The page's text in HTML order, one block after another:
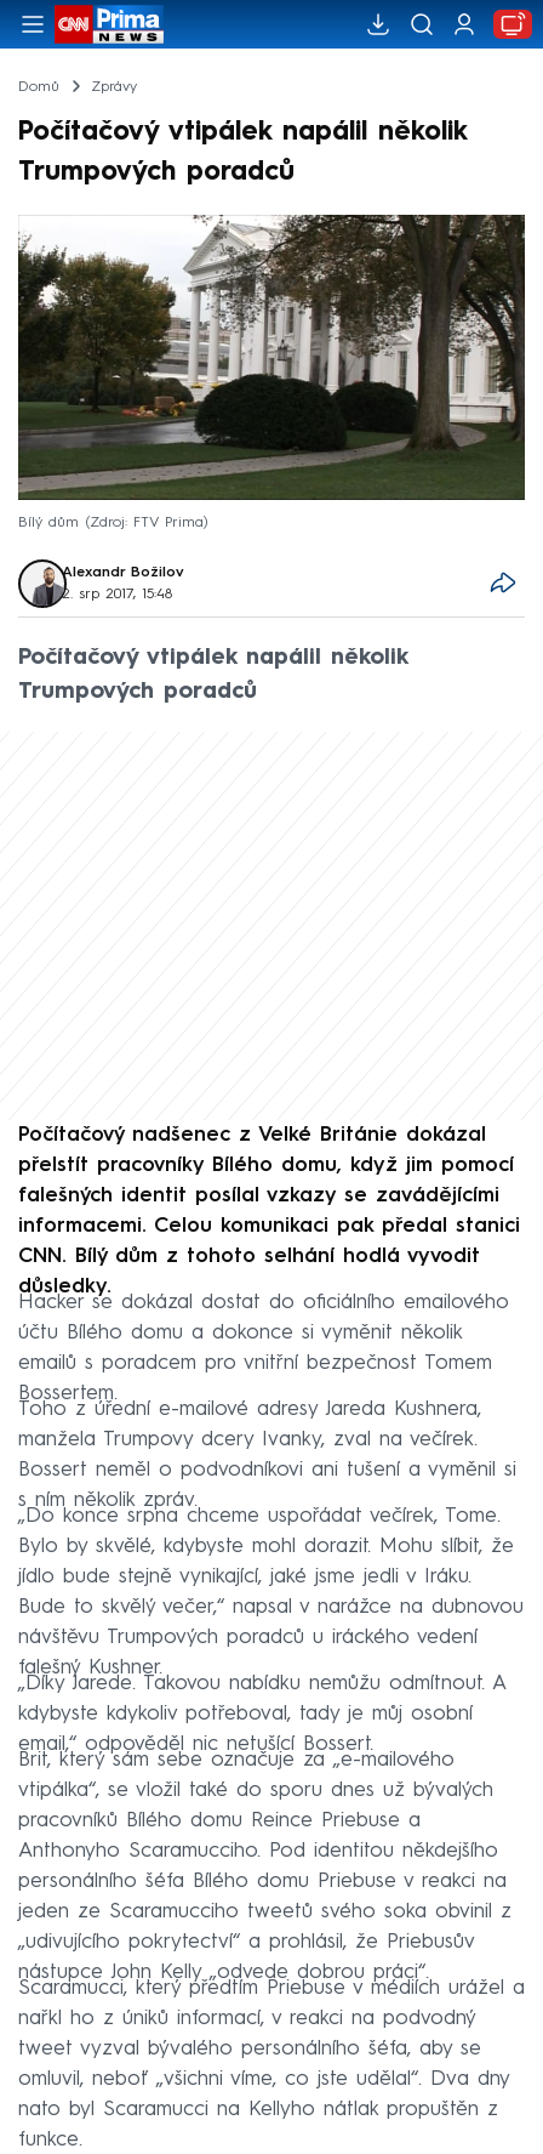
Domů Zprávy
Počítačový vtipálek napálil několik
Trumpových poradců
Bílý dům Zdroj: FTV Prima
Alexandr Božilov
2. srp 2017, 15:48
Počítačový vtipálek napálil několik
Trumpových poradců
Počítačový nadšenec z Velké Británie dokázal
přelstít pracovníky Bílého domu, když jim pomocí
falešných identit posílal vzkazy se zavádějícími
informacemi. Celou komunikaci pak předal stanici
CNN. Bílý dům z tohoto selhání hodlá vyvodit
důsledky.
Hacker se dokázal dostat do oficiálního emailového
účtu Bílého domu a dokonce si vyměnit několik
emailů s poradcem pro vnitřní bezpečnost Tomem
Bossertem.
Toho z úřední e-mailové adresy Jareda Kushnera,
manžela Trumpovy dcery Ivanky, zval na večírek.
Bossert neměl o podvodníkovi ani tušení a vyměnil si
s ním několik zpráv.
„Do konce srpna chceme uspořádat večírek, Tome.
Bylo by skvělé, kdybyste mohl dorazit. Mohu slíbit, že
jídlo bude stejně vynikající, jaké jsme jedli v Iráku.
Bude to skvělý večer,“ napsal v narážce na dubnovou
návštěvu Trumpových poradců u iráckého vedení
falešný Kushner.
„Díky Jarede. Takovou nabídku nemůžu odmítnout. A
kdybyste kdykoliv potřeboval, tady je můj osobní
email,“ odpověděl nic netušící Bossert.
Brit, který sám sebe označuje za „e-mailového
vtipálka“, se vložil také do sporu dnes už bývalých
pracovníků Bílého domu Reince Priebuse a
Anthonyho Scaramucciho. Pod identitou někdejšího
personálního šéfa Bílého domu Priebuse v reakci na
jeden ze Scaramucciho tweetů svého soka obvinil z
„udivujícího pokrytectví“ a prohlásil, že Priebusův
nástupce John Kelly „odvede dobrou práci“.
Scaramucci, který předtím Priebuse v médiích urážel a
nařkl ho z úniků informací, v reakci na podvodný
tweet vyzval bývalého personálního šéfa, aby se
omluvil, neboť „všichni víme, co jste udělal“. Dva dny
nato byl Scaramucci na Kellyho nátlak propuštěn z
funkce.